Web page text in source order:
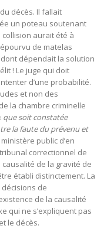
décès. Il fallait
un poteau soutenant
aurait été à
de matelas
dépendait la solution
! Le juge qui doit
d’une probabilité.
et non des
la chambre criminelle
que soit constatée
la faute du prévenu et
public d’en
correctionnel de
de la gravité de
établi distinctement. La
de
de la causalité
qui ne s’expliquent pas
le décès.